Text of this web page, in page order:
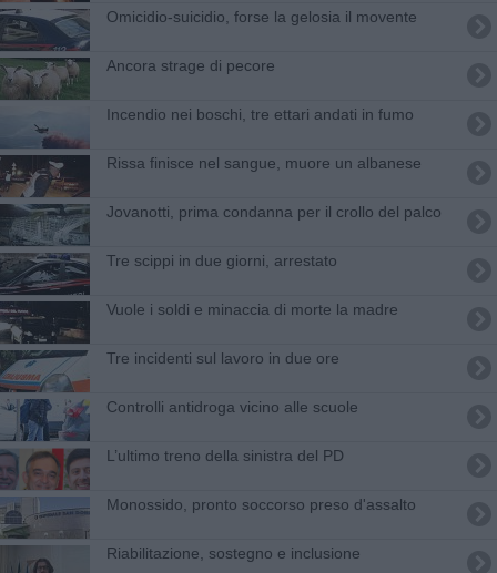
Omicidio-suicidio, forse la gelosia il movente
Ancora strage di pecore
Incendio nei boschi, tre ettari andati in fumo
Rissa finisce nel sangue, muore un albanese
Jovanotti, prima condanna per il crollo del palco
Tre scippi in due giorni, arrestato
Vuole i soldi e minaccia di morte la madre
Tre incidenti sul lavoro in due ore
Controlli antidroga vicino alle scuole
L’ultimo treno della sinistra del PD
Monossido, pronto soccorso preso d'assalto
Riabilitazione, sostegno e inclusione